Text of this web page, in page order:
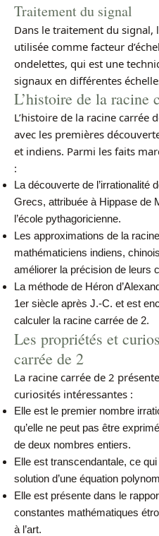
Traitement du signal
Dans le traitement du signal,
utilisée comme facteur
ondelettes, qui est une
signaux en différentes
L’histoire de la racine
L’histoire de la racine carrée
avec les premières
et indiens. Parmi les faits
:
La découverte de l’irrationalité
Grecs, attribuée à Hippase de
l’école pythagoricienne.
Les approximations de la
mathématiciens indiens,
améliorer la précision de leurs
La méthode de Héron
1er siècle après J.-C. et est
calculer la racine carrée de 2.
Les propriétés et
carrée de 2
La racine carrée de 2
curiosités intéressantes :
Elle est le premier nombre
qu’elle ne peut pas être
de deux nombres entiers.
Elle est transcendantale, ce qui
solution d’une équation
Elle est présente dans le
constantes mathématiques
à l’art.